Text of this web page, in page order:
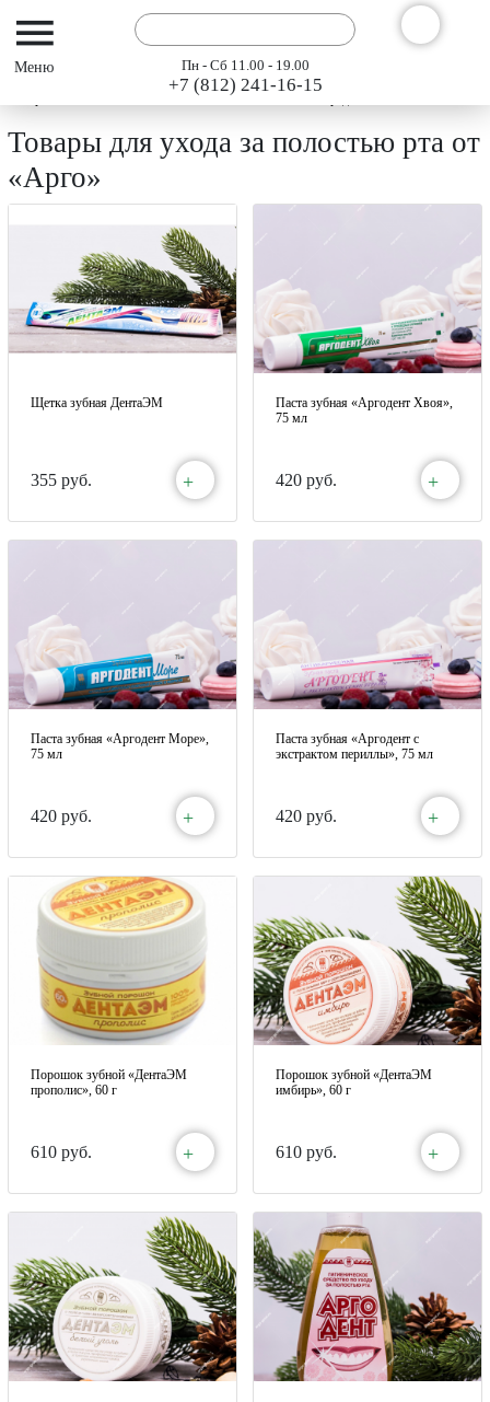
Пн - Сб 11.00 - 19.00
+7 (812) 241-16-15
Каталог
Товары для ухода за полостью рта от
«Арго»
Щетка зубная ДентаЭМ
355 руб. +
Паста зубная «Аргодент Хвоя»,
75 мл
420 руб. +
Паста зубная «Аргодент Море»,
75 мл
420 руб. +
Паста зубная «Аргодент с
экстрактом периллы», 75 мл
420 руб. +
Порошок зубной «ДентаЭМ
прополис», 60 г
610 руб. +
Порошок зубной «ДентаЭМ
имбирь», 60 г
610 руб. +